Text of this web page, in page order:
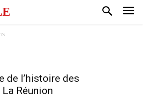
de l’histoire des
Réunion